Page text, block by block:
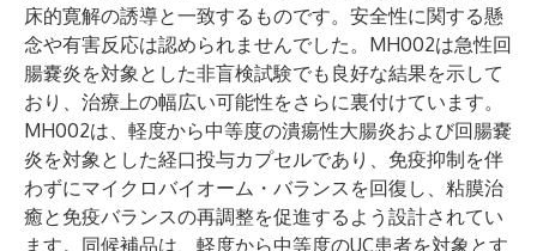
床的寛解の誘導と一致するものです。安全性に関する懸
念や有害反応は認められませんでした。MH002は急性回
腸嚢炎を対象とした非盲検試験でも良好な結果を示して
おり、治療上の幅広い可能性をさらに裏付けています。
MH002は、軽度から中等度の潰瘍性大腸炎および回腸嚢
炎を対象とした経口投与カプセルであり、免疫抑制を伴
わずにマイクロバイオーム・バランスを回復し、粘膜治
癒と免疫バランスの再調整を促進するよう設計されてい
ます。同候補品は、軽度から中等度のUC患者を対象とす